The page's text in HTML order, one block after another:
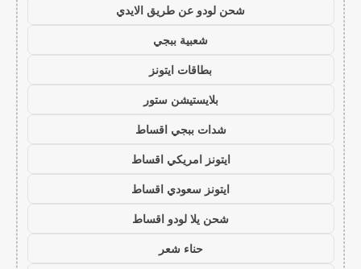
شحن لودو عن طريق الايدي
شعبية ببجي
بطاقات ايتونز
بلايستيشن ستور
شدات ببجي اقساط
ايتونز امريكي اقساط
ايتونز سعودي اقساط
شحن يلا لودو اقساط
حناء شعر